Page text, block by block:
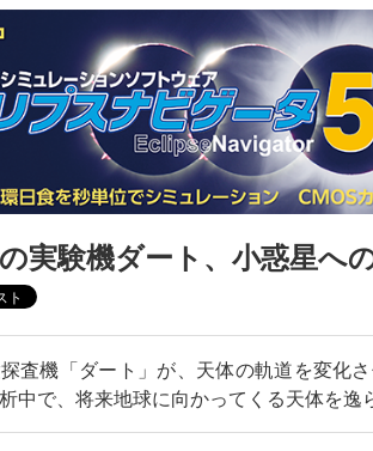
実験機ダート、小惑星へ
査機「ダート」が、天体の軌道を変化
中で、将来地球に向かってくる天体を逸